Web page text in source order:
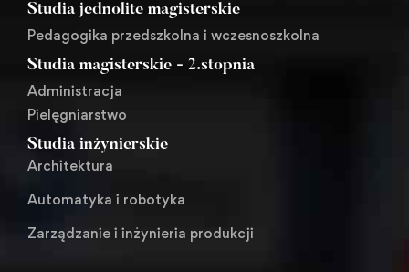
Studia jednolite magisterskie
Pedagogika przedszkolna i wczesnoszkolna
Studia magisterskie - 2.stopnia
Administracja
Pielęgniarstwo
Studia inżynierskie
Architektura
Automatyka i robotyka
Zarządzanie i inżynieria produkcji